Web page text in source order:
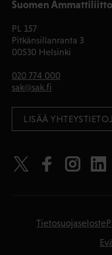
Suomen
PL 157
Pitkänsillanranta 3
00530 Helsinki
020 774 000
sak@sak.fi
LISÄÄ
Tietosuojaseloste